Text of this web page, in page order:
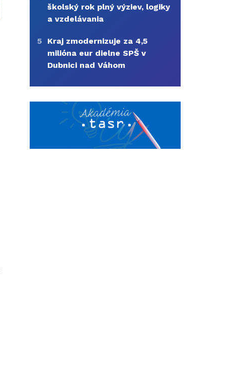
školský rok plný výziev, logiky
a vzdelávania
5
Kraj zmodernizuje za 4,5
milióna eur dielne SPŠ v
Dubnici nad Váhom